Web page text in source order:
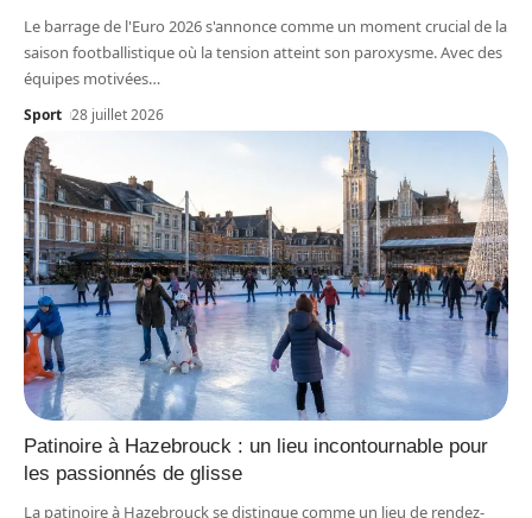
Le barrage de l'Euro 2026 s'annonce comme un moment crucial de la
saison footballistique où la tension atteint son paroxysme. Avec des
équipes motivées…
Sport 28 juillet 2026
Patinoire à Hazebrouck : un lieu incontournable pour
les passionnés de glisse
La patinoire à Hazebrouck se distingue comme un lieu de rendez-